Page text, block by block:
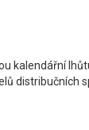
kalendářní
distribučních